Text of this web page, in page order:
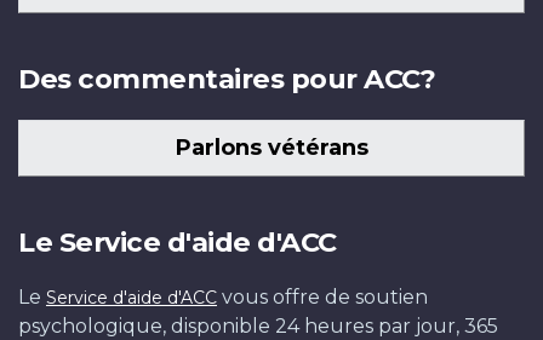
Des commentaires pour ACC?
Parlons vétérans
Le Service d'aide d'ACC
Le Service d'aide d'ACC vous offre de soutien
psychologique, disponible 24 heures par jour, 365